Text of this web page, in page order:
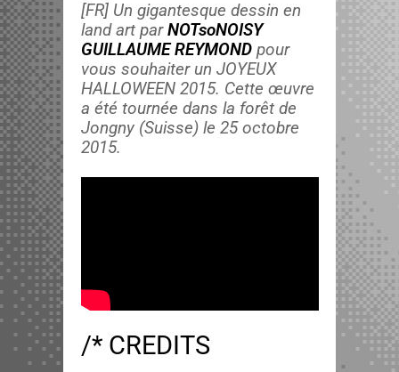
[FR] Un gigan­tesque dessin en
land art parNOT­soNOISY
GUILLAUME REYMONDpour
vous souhaiter un JOYEUX
HALLOWEEN 2015. Cette œuvre
a été tournée dans la forêt de
Jongny (Suisse) le 25 octo­bre
2015.
/* CREDITS